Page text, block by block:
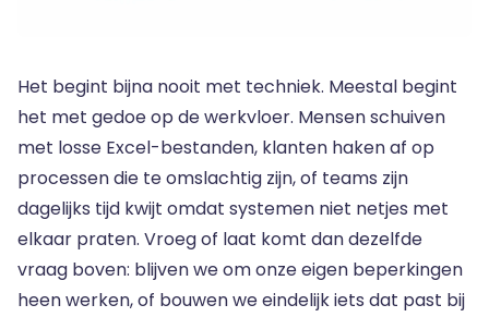
Het begint bijna nooit met techniek. Meestal begint
het met gedoe op de werkvloer. Mensen schuiven
met losse Excel-bestanden, klanten haken af op
processen die te omslachtig zijn, of teams zijn
dagelijks tijd kwijt omdat systemen niet netjes met
elkaar praten. Vroeg of laat komt dan dezelfde
vraag boven: blijven we om onze eigen beperkingen
heen werken, of bouwen we eindelijk iets dat past bij